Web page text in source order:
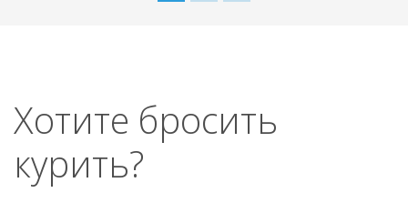
Хотите бросить
курить?